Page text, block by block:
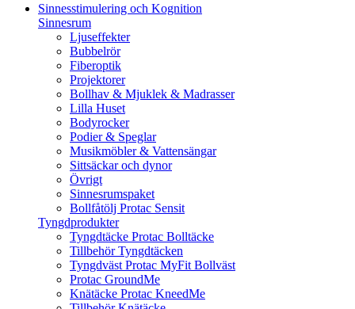
Sinnesstimulering och Kognition
Sinnesrum
Ljuseffekter
Bubbelrör
Fiberoptik
Projektorer
Bollhav & Mjuklek & Madrasser
Lilla Huset
Bodyrocker
Podier & Speglar
Musikmöbler & Vattensängar
Sittsäckar och dynor
Övrigt
Sinnesrumspaket
Bollfåtölj Protac Sensit
Tyngdprodukter
Tyngdtäcke Protac Bolltäcke
Tillbehör Tyngdtäcken
Tyngdväst Protac MyFit Bollväst
Protac GroundMe
Knätäcke Protac KneedMe